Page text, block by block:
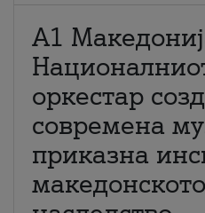
А1
оркестар
современа
приказна